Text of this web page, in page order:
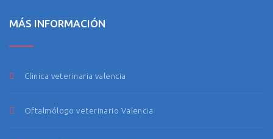
MÁS INFORMACIÓN
Clinica veterinaria valencia
Oftalmólogo veterinario Valencia